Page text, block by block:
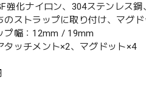
強化ナイロン、304ステンレス
のストラップに取り付け、マグ
プ幅：12mm / 19mm
タッチメント×2、マグドット×4